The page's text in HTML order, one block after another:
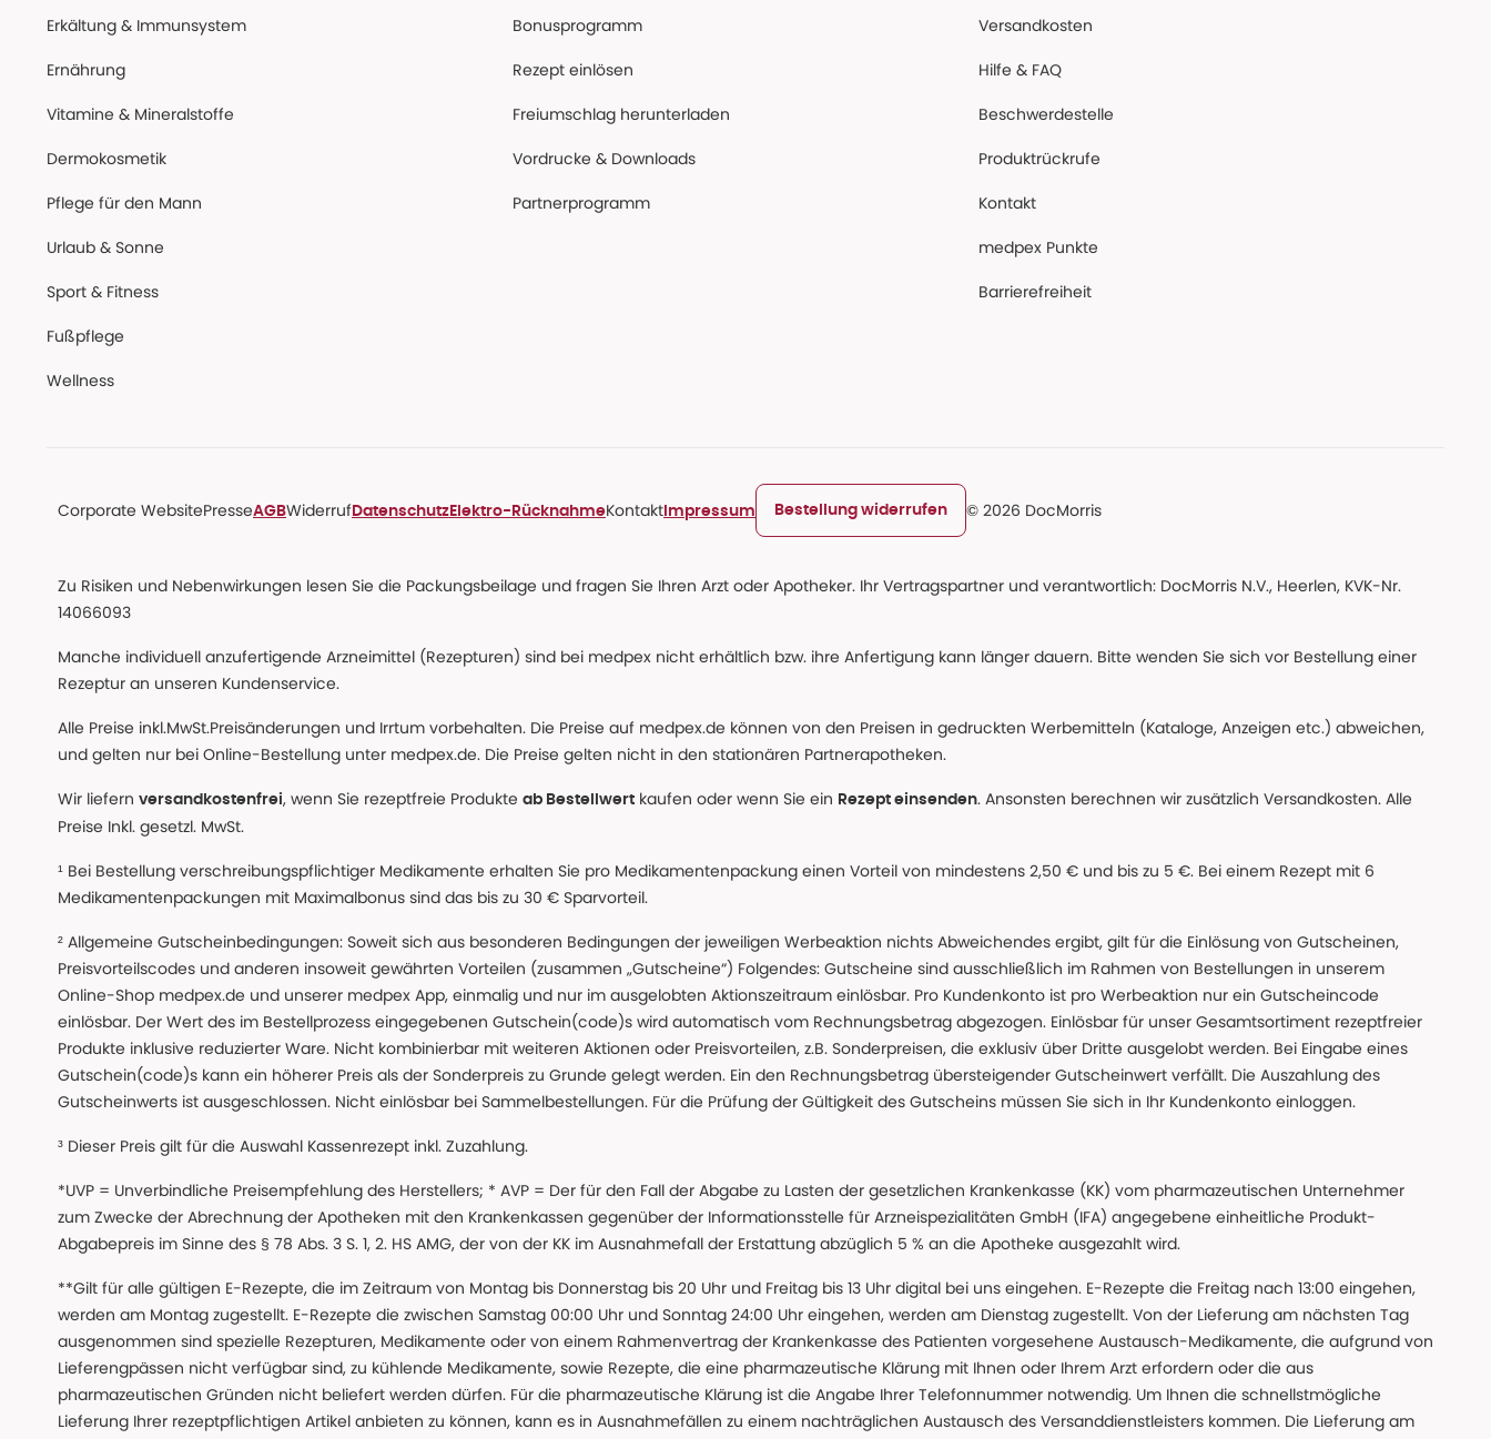
Erkältung & Immunsystem
Ernährung
Vitamine & Mineralstoffe
Dermokosmetik
Pflege für den Mann
Urlaub & Sonne
Sport & Fitness
Fußpflege
Wellness
Bonusprogramm
Rezept einlösen
Freiumschlag herunterladen
Vordrucke & Downloads
Partnerprogramm
Versandkosten
Hilfe & FAQ
Beschwerdestelle
Produktrückrufe
Kontakt
medpex Punkte
Barrierefreiheit
Corporate WebsitePresseAGBWiderruf Datenschutz Elektro-RücknahmeKontakt Impressum Bestellung widerrufen © 2026 DocMorris
Zu Risiken und Nebenwirkungen lesen Sie die Packungsbeilage und fragen Sie Ihren Arzt oder Apotheker. Ihr Vertragspartner und verantwortlich: DocMorris N.V., Heerlen, KVK-Nr.
14066093
Manche individuell anzufertigende Arzneimittel (Rezepturen) sind bei medpex nicht erhältlich bzw. ihre Anfertigung kann länger dauern. Bitte wenden Sie sich vor Bestellung einer
Rezeptur an unseren Kundenservice.
Alle Preise inkl.MwSt.Preisänderungen und Irrtum vorbehalten. Die Preise auf medpex.de können von den Preisen in gedruckten Werbemitteln (Kataloge, Anzeigen etc.) abweichen,
und gelten nur bei Online-Bestellung unter medpex.de. Die Preise gelten nicht in den stationären Partnerapotheken.
Wir liefern versandkostenfrei, wenn Sie rezeptfreie Produkte ab Bestellwert kaufen oder wenn Sie ein Rezept einsenden. Ansonsten berechnen wir zusätzlich Versandkosten. Alle
Preise Inkl. gesetzl. MwSt.
¹ Bei Bestellung verschreibungspflichtiger Medikamente erhalten Sie pro Medikamentenpackung einen Vorteil von mindestens 2,50 € und bis zu 5 €. Bei einem Rezept mit 6
Medikamentenpackungen mit Maximalbonus sind das bis zu 30 € Sparvorteil.
² Allgemeine Gutscheinbedingungen: Soweit sich aus besonderen Bedingungen der jeweiligen Werbeaktion nichts Abweichendes ergibt, gilt für die Einlösung von Gutscheinen,
Preisvorteilscodes und anderen insoweit gewährten Vorteilen (zusammen „Gutscheine“) Folgendes: Gutscheine sind ausschließlich im Rahmen von Bestellungen in unserem
Online-Shop medpex.de und unserer medpex App, einmalig und nur im ausgelobten Aktionszeitraum einlösbar. Pro Kundenkonto ist pro Werbeaktion nur ein Gutscheincode
einlösbar. Der Wert des im Bestellprozess eingegebenen Gutschein(code)s wird automatisch vom Rechnungsbetrag abgezogen. Einlösbar für unser Gesamtsortiment rezeptfreier
Produkte inklusive reduzierter Ware. Nicht kombinierbar mit weiteren Aktionen oder Preisvorteilen, z.B. Sonderpreisen, die exklusiv über Dritte ausgelobt werden. Bei Eingabe eines
Gutschein(code)s kann ein höherer Preis als der Sonderpreis zu Grunde gelegt werden. Ein den Rechnungsbetrag übersteigender Gutscheinwert verfällt. Die Auszahlung des
Gutscheinwerts ist ausgeschlossen. Nicht einlösbar bei Sammelbestellungen. Für die Prüfung der Gültigkeit des Gutscheins müssen Sie sich in Ihr Kundenkonto einloggen.
³ Dieser Preis gilt für die Auswahl Kassenrezept inkl. Zuzahlung.
*UVP = Unverbindliche Preisempfehlung des Herstellers; * AVP = Der für den Fall der Abgabe zu Lasten der gesetzlichen Krankenkasse (KK) vom pharmazeutischen Unternehmer
zum Zwecke der Abrechnung der Apotheken mit den Krankenkassen gegenüber der Informationsstelle für Arzneispezialitäten GmbH (IFA) angegebene einheitliche Produkt-
Abgabepreis im Sinne des § 78 Abs. 3 S. 1, 2. HS AMG, der von der KK im Ausnahmefall der Erstattung abzüglich 5 % an die Apotheke ausgezahlt wird.
**Gilt für alle gültigen E-Rezepte, die im Zeitraum von Montag bis Donnerstag bis 20 Uhr und Freitag bis 13 Uhr digital bei uns eingehen. E-Rezepte die Freitag nach 13:00 eingehen,
werden am Montag zugestellt. E-Rezepte die zwischen Samstag 00:00 Uhr und Sonntag 24:00 Uhr eingehen, werden am Dienstag zugestellt. Von der Lieferung am nächsten Tag
ausgenommen sind spezielle Rezepturen, Medikamente oder von einem Rahmenvertrag der Krankenkasse des Patienten vorgesehene Austausch-Medikamente, die aufgrund von
Lieferengpässen nicht verfügbar sind, zu kühlende Medikamente, sowie Rezepte, die eine pharmazeutische Klärung mit Ihnen oder Ihrem Arzt erfordern oder die aus
pharmazeutischen Gründen nicht beliefert werden dürfen. Für die pharmazeutische Klärung ist die Angabe Ihrer Telefonnummer notwendig. Um Ihnen die schnellstmögliche
Lieferung Ihrer rezeptpflichtigen Artikel anbieten zu können, kann es in Ausnahmefällen zu einem nachträglichen Austausch des Versanddienstleisters kommen. Die Lieferung am